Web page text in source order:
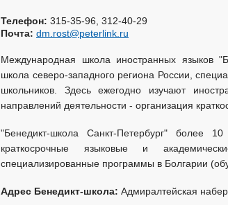
Телефон: 315-35-96, 312-40-29
Почта: dm.rost@peterlink.ru
Международная школа иностранных языков
школа северо-западного региона России,
школьников. Здесь ежегодно изучают
направлений деятельности - организация
"Бенедикт-школа Санкт-Петербург" более
краткосрочные языковые и
специализированные программы в Болгарии
Адрес Бенедикт-школа: Адмиралтейская